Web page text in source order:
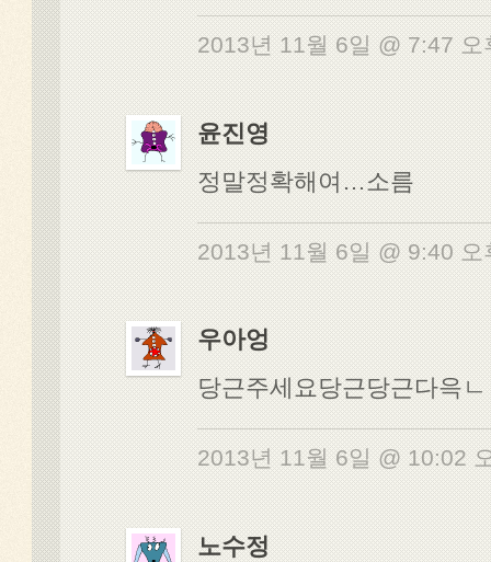
2013년 11월 6일 @ 7:47
윤진영
정말정확해여…소름
2013년 11월 6일 @ 9:40
우아엉
당근주세요당근당근다윽ㄴ
2013년 11월 6일 @ 10:02
노수정